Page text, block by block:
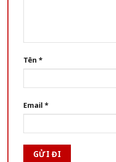
Tên *
Email *